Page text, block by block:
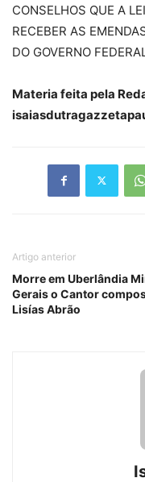
CONSELHOS QUE A
RECEBER AS
DO GOVERNO
Materia feita pela
Artigo anterior
Morre em Uberlândia
Gerais o Cantor
Lisías Abrão